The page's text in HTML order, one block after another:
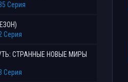
Серия
Серия
СТРАННЫЕ НОВЫЕ МИРЫ
Серия